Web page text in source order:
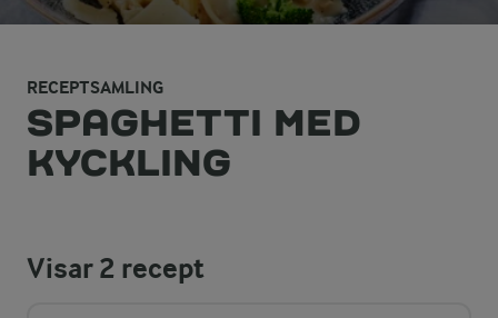
RECEPTSAMLING
SPAGHETTI MED
KYCKLING
Visar2 recept